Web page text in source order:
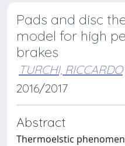
Pads and disc
model for high
brakes
TURCHI, RICCARDO
2016/2017
Abstract
Thermoelstic